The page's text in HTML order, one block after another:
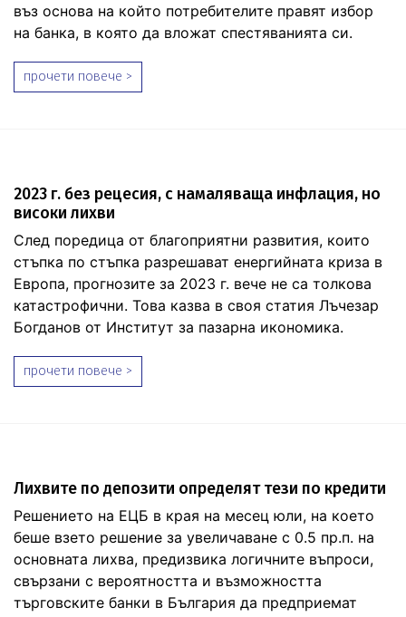
въз основа на който потребителите правят избор
на банка, в която да вложат спестяванията си.
прочети повече >
2023 г. без рецесия, с намаляваща инфлация, но
високи лихви
След поредица от благоприятни развития, които
стъпка по стъпка разрешават енергийната криза в
Европа, прогнозите за 2023 г. вече не са толкова
катастрофични. Това казва в своя статия Лъчезар
Богданов от Институт за пазарна икономика.
прочети повече >
Лихвите по депозити определят тези по кредити
Решението на ЕЦБ в края на месец юли, на което
беше взето решение за увеличаване с 0.5 пр.п. на
основната лихва, предизвика логичните въпроси,
свързани с вероятността и възможността
търговските банки в България да предприемат